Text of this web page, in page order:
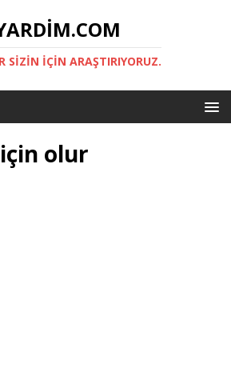
SIZIN IÇIN ARAŞTIRIYORUZ.
olur